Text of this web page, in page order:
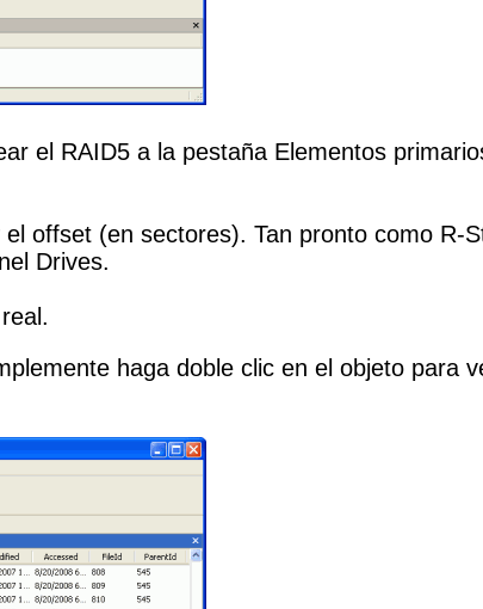
el RAID5 a la pestaña Elementos
offset (en sectores). Tan pronto como R-
Drives.
haga doble clic en el objeto para